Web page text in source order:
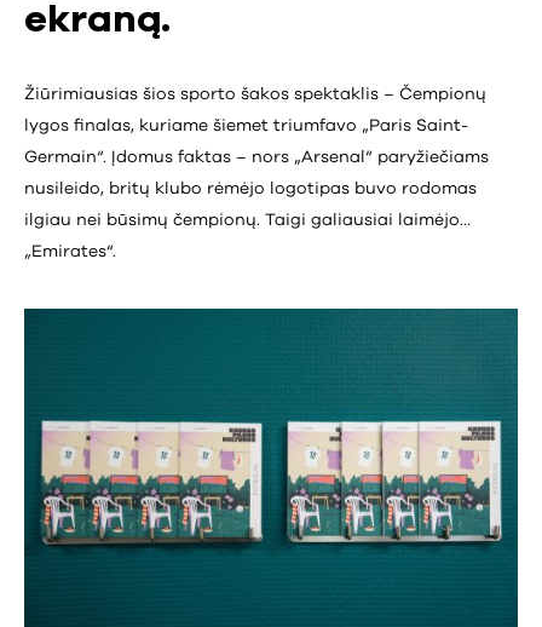
ekraną.
Žiūrimiausias šios sporto šakos spektaklis – Čempionų
lygos finalas, kuriame šiemet triumfavo „Paris Saint-
Germain“. Įdomus faktas – nors „Arsenal“ paryžiečiams
nusileido, britų klubo rėmėjo logotipas buvo rodomas
ilgiau nei būsimų čempionų. Taigi galiausiai laimėjo…
„Emirates“.